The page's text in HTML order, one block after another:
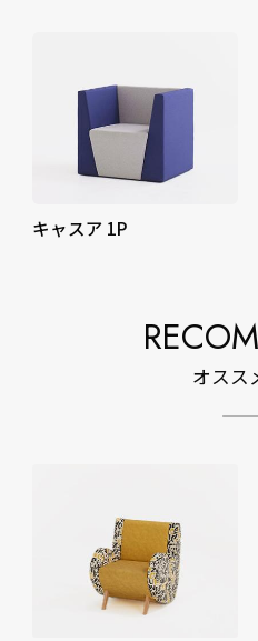
キャスア 1P
オスス